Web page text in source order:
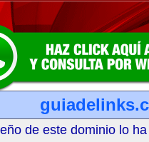
de este dominio lo